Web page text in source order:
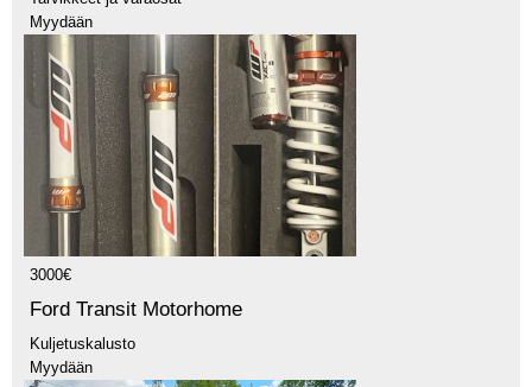
Myydään
3000€
Ford Transit Motorhome
Kuljetuskalusto
Myydään